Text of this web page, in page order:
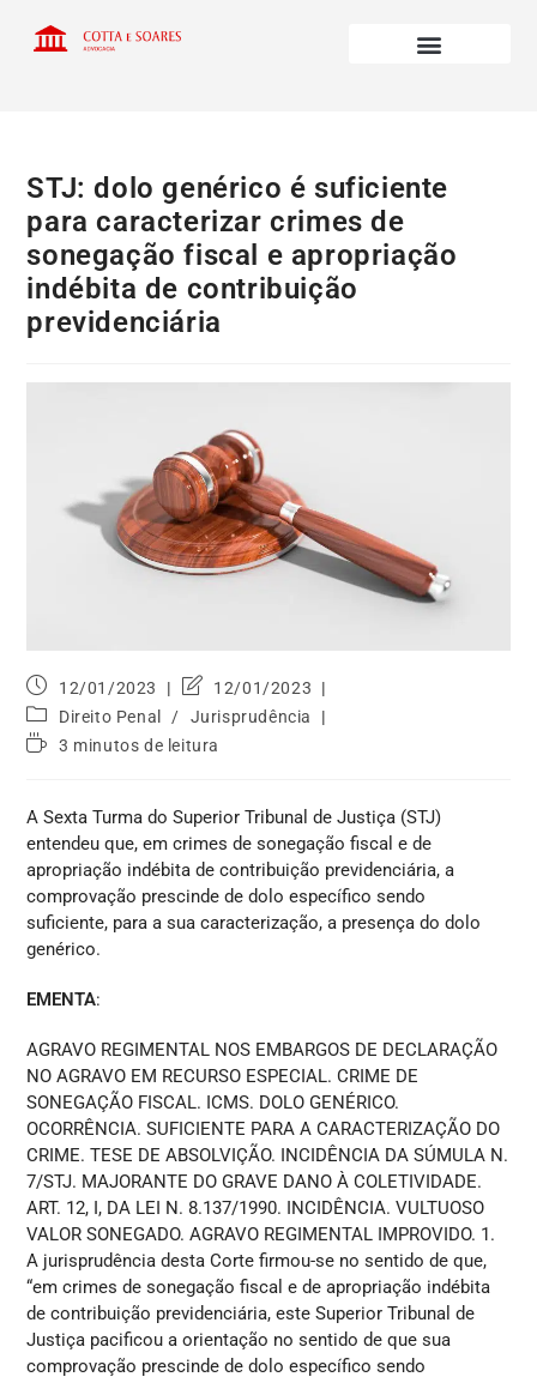
STJ: dolo genérico é suficiente
para caracterizar crimes de
sonegação fiscal e apropriação
indébita de contribuição
previdenciária
12/01/2023
12/01/2023
Direito Penal
/
Jurisprudência
3 minutos de leitura
A Sexta Turma do Superior Tribunal de Justiça (STJ)
entendeu que, em crimes de sonegação fiscal e de
apropriação indébita de contribuição previdenciária, a
comprovação prescinde de dolo específico sendo
suficiente, para a sua caracterização, a presença do dolo
genérico.
EMENTA:
AGRAVO REGIMENTAL NOS EMBARGOS DE DECLARAÇÃO
NO AGRAVO EM RECURSO ESPECIAL. CRIME DE
SONEGAÇÃO FISCAL. ICMS. DOLO GENÉRICO.
OCORRÊNCIA. SUFICIENTE PARA A CARACTERIZAÇÃO DO
CRIME. TESE DE ABSOLVIÇÃO. INCIDÊNCIA DA SÚMULA N.
7/STJ. MAJORANTE DO GRAVE DANO À COLETIVIDADE.
ART. 12, I, DA LEI N. 8.137/1990. INCIDÊNCIA. VULTUOSO
VALOR SONEGADO. AGRAVO REGIMENTAL IMPROVIDO. 1.
A jurisprudência desta Corte firmou-se no sentido de que,
“em crimes de sonegação fiscal e de apropriação indébita
de contribuição previdenciária, este Superior Tribunal de
Justiça pacificou a orientação no sentido de que sua
comprovação prescinde de dolo específico sendo